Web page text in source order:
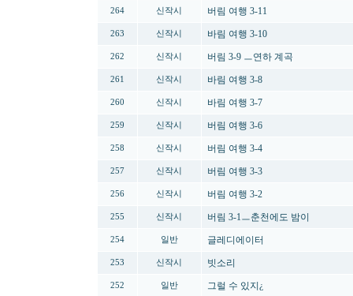
264 신작시 버림 여행 3-11
263 신작시 바림 여행 3-10
262 신작시 버림 3-9 ㅡ연하 계곡
261 신작시 바림 여행 3-8
260 신작시 바림 여행 3-7
259 신작시 버림 여행 3-6
258 신작시 버림 여행 3-4
257 신작시 버림 여행 3-3
256 신작시 버림 여행 3-2
255 신작시 버림 3-1ㅡ춘천에도 밤이
254 일반 글레디에이터
253 신작시 빗소리
252 일반 그럴 수 있지¿